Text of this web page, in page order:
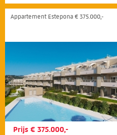
Appartement Estepona € 375.000,-
Prijs € 375.000,-